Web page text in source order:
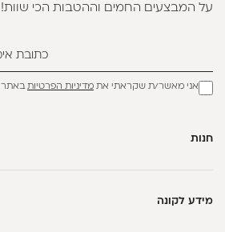
על המבצעים החמים וההטבות הכי שוות!
אני מאשר/ת שקראתי את מדיניות הפרטיותבאתר
חנות
מידע לקונה